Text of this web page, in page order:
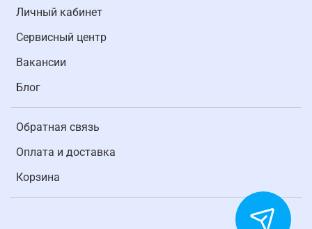
Личный кабинет
Cервисный центр
Вакансии
Блог
Обратная связь
Оплата и доставка
Корзина